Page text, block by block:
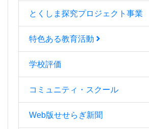
とくしま探究プロジェクト事業
特色ある教育活動
学校評価
コミュニティ・スクール
Web版せせらぎ新聞